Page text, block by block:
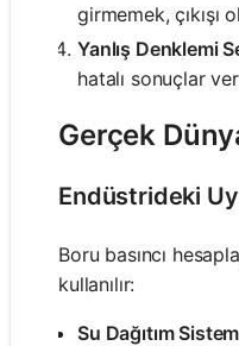
girmemek, çıkışı
Yanlış Denklemi
hatalı sonuçlar
Gerçek
Endüstrideki
Boru basıncı
kullanılır:
Su Dağıtım